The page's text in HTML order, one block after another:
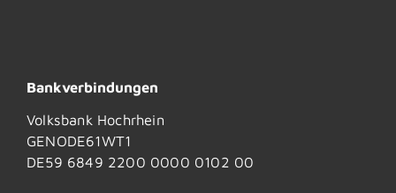
Bankverbindungen
Volksbank Hochrhein
GENODE61WT1
DE59 6849 2200 0000 0102 00